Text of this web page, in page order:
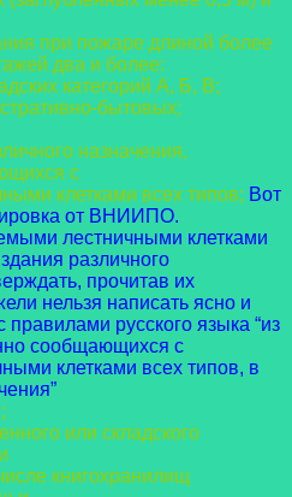
при пожаре длиной более
два и более:
категорий А, Б, В;
бытовых;
назначения,
с
клетками всех типов; Вот
от ВНИИПО.
лестничными клетками
различного
прочитав их
нельзя написать ясно и
правилами русского языка “из
сообщающихся с
клетками всех типов, в
или складского
книгохранилищ